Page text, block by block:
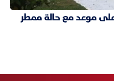
موعد مع حالة ممطر